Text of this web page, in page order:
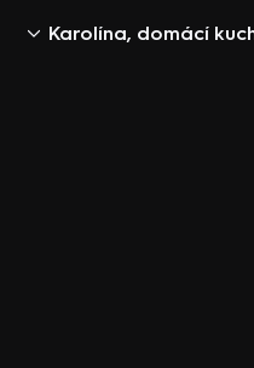
Karolína, domácí